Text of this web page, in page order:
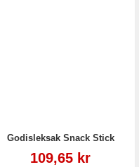
Godisleksak Snack Stick
Reapris
109,65 kr